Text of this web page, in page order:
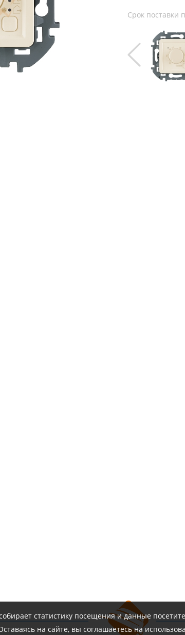
Срок поставки
статистику посещения и данные
на сайте, вы соглашаетесь на